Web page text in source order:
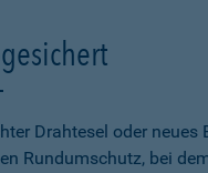
Drahtesel oder
Rundumschutz, bei